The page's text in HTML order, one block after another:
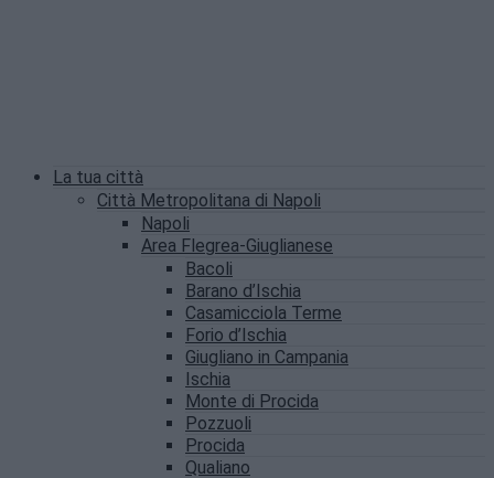
La tua città
Città Metropolitana di Napoli
Napoli
Area Flegrea-Giuglianese
Bacoli
Barano d’Ischia
Casamicciola Terme
Forio d’Ischia
Giugliano in Campania
Ischia
Monte di Procida
Pozzuoli
Procida
Qualiano